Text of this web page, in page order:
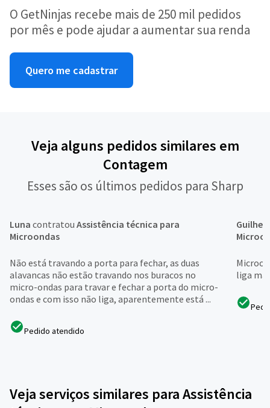
O GetNinjas recebe mais de 250 mil pedidos
por mês e pode ajudar a aumentar sua renda
Quero me cadastrar
Veja alguns pedidos similares em
Contagem
Esses são os últimos pedidos para Sharp
Luna contratou Assistência técnica para
Microondas
Não está travando a porta para fechar, as duas
alavancas não estão travando nos buracos no
micro-ondas para travar e fechar a porta do micro-
ondas e com isso não liga, aparentemente está ...
Pedido atendido
liga
Veja serviços similares para Assistência